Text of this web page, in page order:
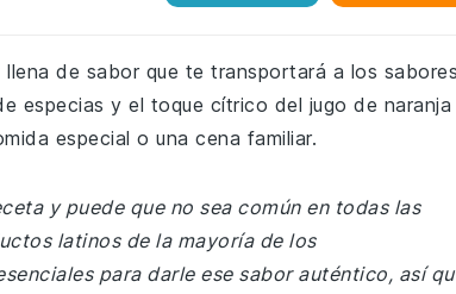
de sabor que te transportará a los
especias y el toque cítrico del jugo de naranja
especial o una cena familiar.
y puede que no sea común en todas las
latinos de la mayoría de los
para darle ese sabor auténtico, así